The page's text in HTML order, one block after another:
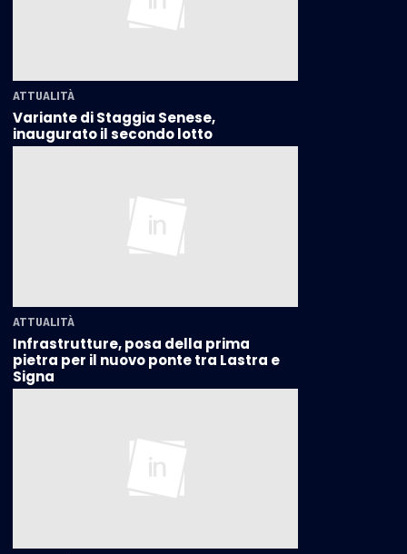
ATTUALITÀ
Variante di Staggia Senese,
inaugurato il secondo lotto
ATTUALITÀ
Infrastrutture, posa della prima
pietra per il nuovo ponte tra Lastra e
Signa